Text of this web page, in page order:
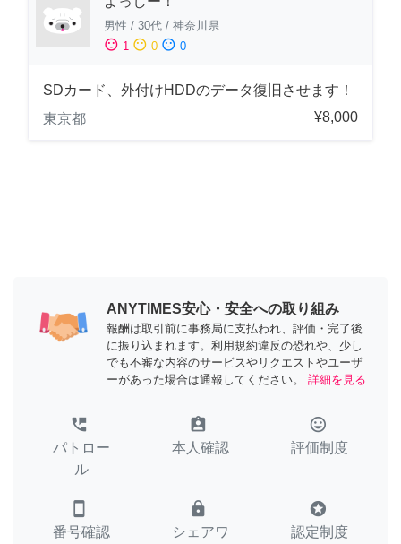
男性 / 30代 / 神奈川県
sentiment_satisfied 1 sentiment_neutral 0 sentiment_dissatisfied 0
SDカード、外付けHDDのデータ復旧させます！
東京都
¥8,000
ANYTIMES安心・安全への取り組み
報酬は取引前に事務局に支払われ、評価・完了後
に振り込まれます。利用規約違反の恐れや、少し
でも不審な内容のサービスやリクエストやユーザ
ーがあった場合は通報してください。
詳細を見る
perm_phone_msg
パトロー
ル
assignment_ind
本人確認
tag_faces
評価制度
smartphone
番号確認
lock
シェアワ
stars
認定制度